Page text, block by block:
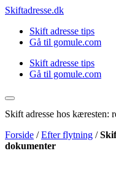
Videre
indhold
Skiftadresse.dk
Skift adresse tips
Gå til gomule.com
Skift adresse tips
Gå til gomule.com
Skift adresse hos kæresten:
Forside /Efter flytning /
dokumenter